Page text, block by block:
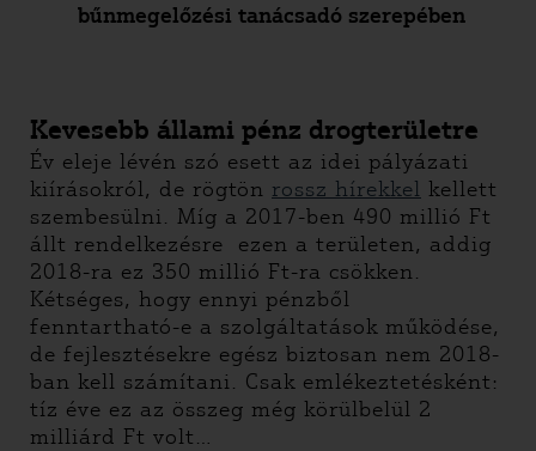
bűnmegelőzési tanácsadó szerepében
Kevesebb állami pénz drogterületre
Év eleje lévén szó esett az idei pályázati
kiírásokról, de rögtön rossz hírekkel kellett
szembesülni. Míg a 2017-ben 490 millió Ft
állt rendelkezésre ezen a területen, addig
2018-ra ez 350 millió Ft-ra csökken.
Kétséges, hogy ennyi pénzből
fenntartható-e a szolgáltatások működése,
de fejlesztésekre egész biztosan nem 2018-
ban kell számítani. Csak emlékeztetésként:
tíz éve ez az összeg még körülbelül 2
milliárd Ft volt…